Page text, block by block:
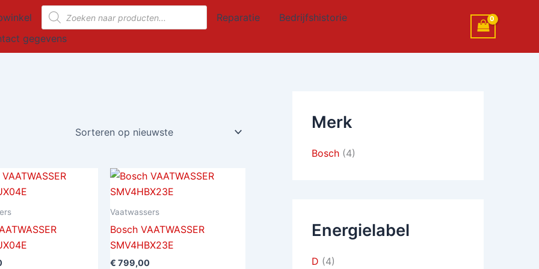
Producten
zoeken
Reparatie
Bedrijfshistorie
gegevens
Vaatwassers
Bosch VAATWASSER
SMV4HBX23E
€ 799,00
Merk
Bosch (4)
Energielabel
D (4)